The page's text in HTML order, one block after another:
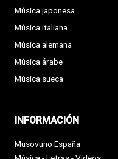
Música japonesa
Música italiana
Música alemana
Música árabe
Música sueca
INFORMACIÓN
Musovuno España